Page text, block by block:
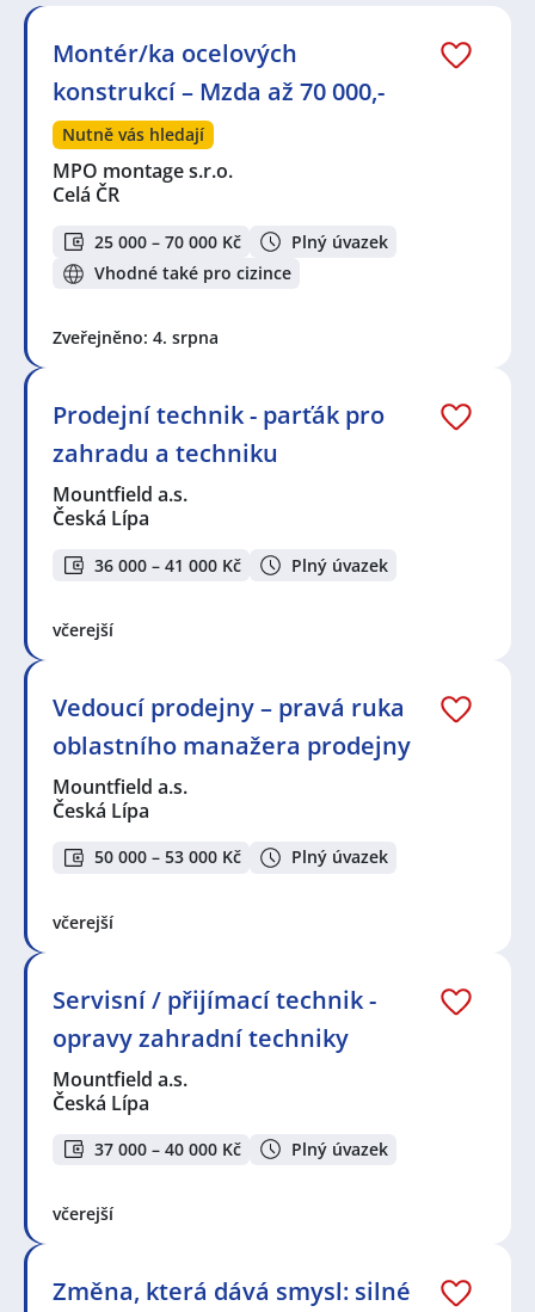
Montér/ka ocelových
konstrukcí – Mzda až 70 000,-
Nutně vás hledají
MPO montage s.r.o.
Celá ČR
25 000 – 70 000 Kč
Plný úvazek
Vhodné také pro cizince
Zveřejněno: 4. srpna
Prodejní technik - parťák pro
zahradu a techniku
Mountfield a.s.
Česká Lípa
36 000 – 41 000 Kč Plný úvazek
včerejší
Vedoucí prodejny – pravá ruka
oblastního manažera prodejny
Mountfield a.s.
Česká Lípa
50 000 – 53 000 Kč Plný úvazek
včerejší
Servisní / přijímací technik -
opravy zahradní techniky
Mountfield a.s.
Česká Lípa
37 000 – 40 000 Kč Plný úvazek
včerejší
Změna, která dává smysl: silné